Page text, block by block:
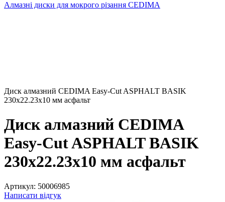
Алмазні диски для мокрого різання CEDIMA
Диск алмазний CEDIMA Easy-Cut ASPHALT BASIK
230х22.23х10 мм асфальт
Диск алмазний CEDIMA
Easy-Cut ASPHALT BASIK
230х22.23х10 мм асфальт
Артикул: 50006985
Написати відгук